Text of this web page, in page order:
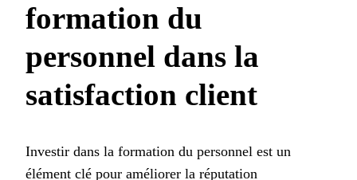
formation du
personnel dans la
satisfaction client
Investir dans la formation du personnel est un
élément clé pour améliorer la réputation